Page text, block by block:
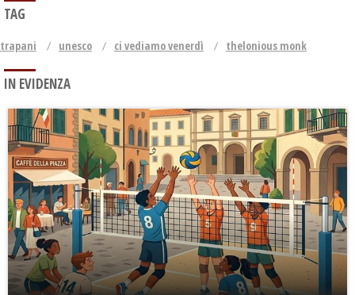
TAG
trapani unesco ci vediamo venerdì thelonious monk
IN EVIDENZA